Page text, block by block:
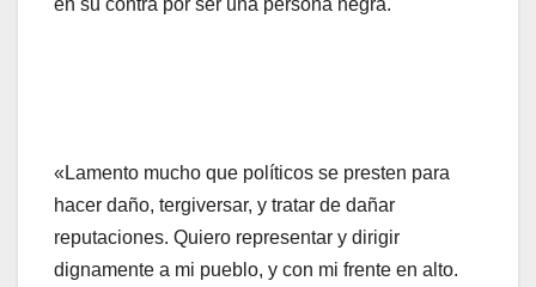
en su contra por ser una persona negra.
«Lamento mucho que políticos se presten para
hacer daño, tergiversar, y tratar de dañar
reputaciones. Quiero representar y dirigir
dignamente a mi pueblo, y con mi frente en alto.